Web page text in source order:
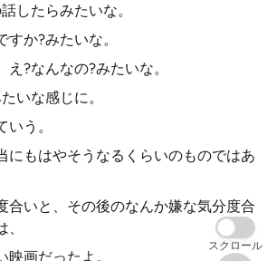
したらみたいな。
か?みたいな。
?なんなの?みたいな。
いな感じに。
いう。
にもはやそうなるくらいのものではあ
合いと、その後のなんか嫌な気分度合
画だったよ。
スクロール